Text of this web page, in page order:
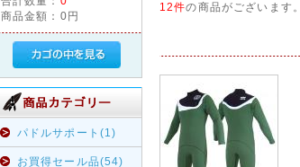
商品金額： 0円
パドルサポート(1)
お買得セール品(54)
12件の商品がございます。